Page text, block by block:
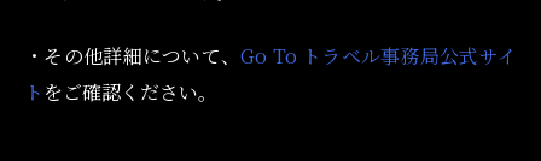
・その他詳細について、Go To トラベル事務局公式サイ
ト をご確認ください。